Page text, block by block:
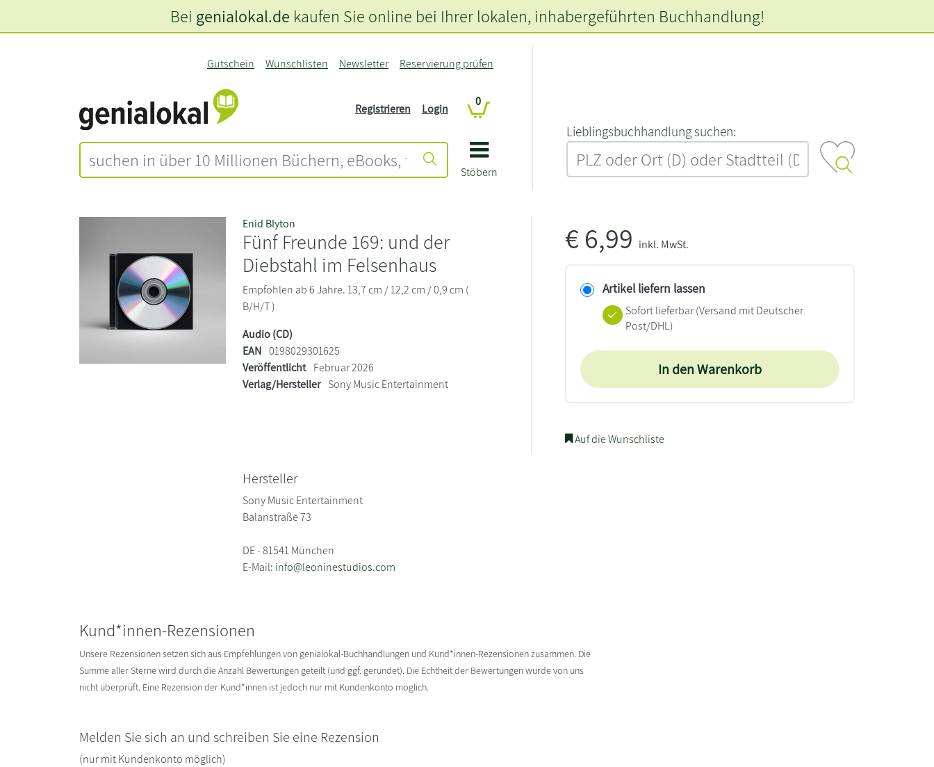
Stöbern
Gutschein Wunschlisten Newsletter Reservierung prüfen
Registrieren Login
0
L‍i‍e‍b‍l‍i‍n‍g‍s‍b‍u‍c‍h‍h‍a‍n‍d‍l‍u‍n‍g‍ ‍s‍u‍c‍h‍e‍n‍:‍
Bei genialokal.de kaufen Sie online bei Ihrer lokalen, inhabergeführten Buchhandlung!
Enid Blyton
Fünf Freunde 169: und der
Diebstahl im Felsenhaus
Empfohlen ab 6 Jahre. 13,7 cm / 12,2 cm / 0,9 cm (
B/H/T )
Audio (CD)
EAN 0198029301625
Veröffentlicht Februar 2026
Verlag/Hersteller Sony Music Entertainment
€6,99 inkl. MwSt.
Artikel liefern lassen
Sofort lieferbar(Versand mit Deutscher
Post/DHL)
In den Warenkorb
Auf die Wunschliste
Hersteller
Sony Music Entertainment
Balanstraße 73
DE - 81541 München
E-Mail: info@leoninestudios.com
Kund*innen-Rezensionen
Unsere Rezensionen setzen sich aus Empfehlungen von genialokal-Buchhandlungen und Kund*innen-Rezensionen zusammen. Die
Summe aller Sterne wird durch die Anzahl Bewertungen geteilt (und ggf. gerundet). Die Echtheit der Bewertungen wurde von uns
nicht überprüft. Eine Rezension der Kund*innen ist jedoch nur mit Kundenkonto möglich.
Melden Sie sich an und schreiben Sie eine Rezension
(nur mit Kundenkonto möglich)